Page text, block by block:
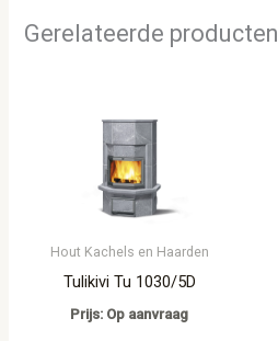
Gerelateerde producten
Hout Kachels en Haarden
Tulikivi Tu 1030/5D
Prijs: Op aanvraag